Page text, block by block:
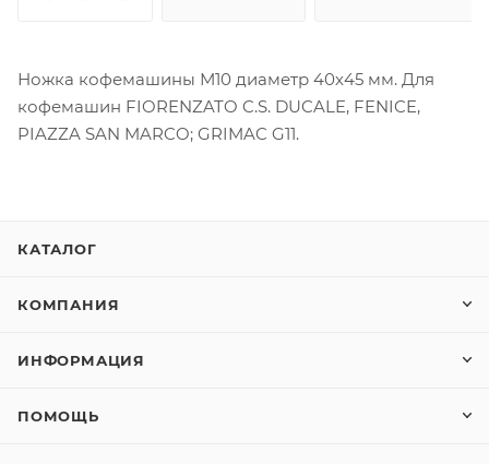
Ножка кофемашины М10 диаметр 40х45 мм. Для
кофемашин FIORENZATO C.S. DUCALE, FENICE,
PIAZZA SAN MARCO; GRIMAC G11.
КАТАЛОГ
КОМПАНИЯ
ИНФОРМАЦИЯ
ПОМОЩЬ